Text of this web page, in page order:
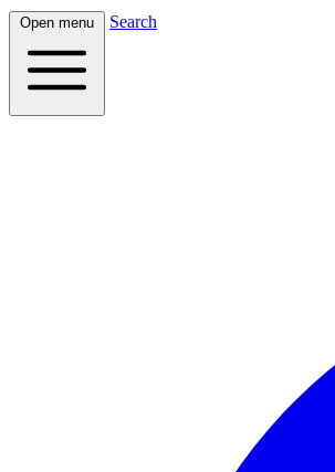
Open menu Search